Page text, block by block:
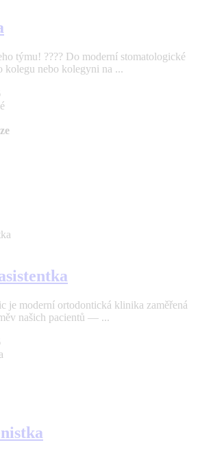
týmu! ???? Do moderní stomatologické
kolegu nebo kolegyni na ...
je moderní ortodontická klinika zaměřená
našich pacientů — ...